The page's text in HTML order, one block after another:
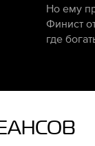
Но ему
Финист
где